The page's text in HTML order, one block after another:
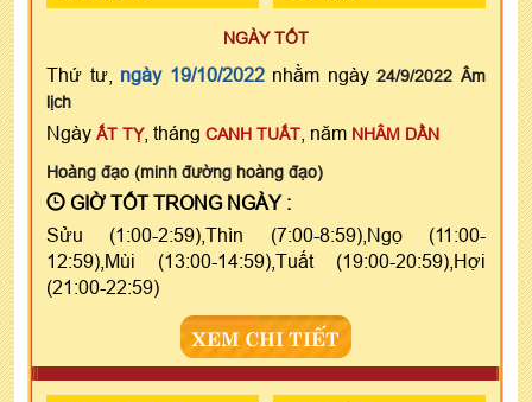
NGÀY TỐT
Thứ tư, ngày 19/10/2022nhằm ngày24/9/2022 Âm
lịch
Ngày ẤT TỴ, tháng CANH TUẤT , năm NHÂM DẦN
Hoàng đạo (minh đường hoàng đạo)
GIỜ TỐT TRONG NGÀY :
Sửu (1:00-2:59),Thìn (7:00-8:59),Ngọ (11:00-
12:59),Mùi (13:00-14:59),Tuất (19:00-20:59),Hợi
(21:00-22:59)
XEM CHI TIẾT